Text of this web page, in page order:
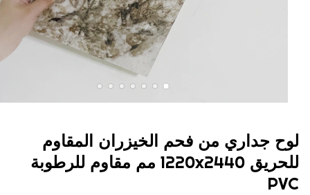
جداري من فحم الخيزران المقاوم
للحريق 1220x2440 مم مقاوم للرطوبة